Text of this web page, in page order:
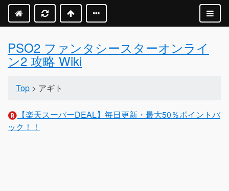
PSO2 ファンタシースターオンライ
ン2 攻略 Wiki
Top > アギト
【楽天スーパーDEAL】毎日更新・最大50％ポイントバ
ック！！